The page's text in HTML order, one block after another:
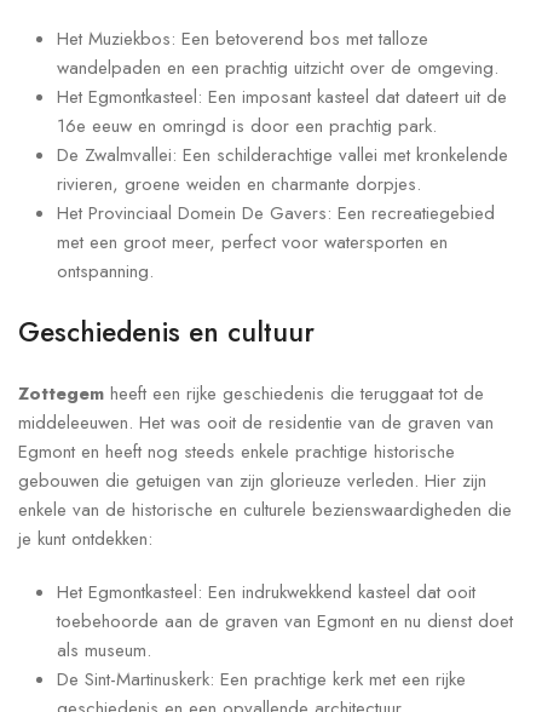
Het Muziekbos: Een betoverend bos met talloze
wandelpaden en een prachtig uitzicht over de omgeving.
Het Egmontkasteel: Een imposant kasteel dat dateert uit de
16e eeuw en omringd is door een prachtig park.
De Zwalmvallei: Een schilderachtige vallei met kronkelende
rivieren, groene weiden en charmante dorpjes.
Het Provinciaal Domein De Gavers: Een recreatiegebied
met een groot meer, perfect voor watersporten en
ontspanning.
Geschiedenis en cultuur
Zottegem heeft een rijke geschiedenis die teruggaat tot de
middeleeuwen. Het was ooit de residentie van de graven van
Egmont en heeft nog steeds enkele prachtige historische
gebouwen die getuigen van zijn glorieuze verleden. Hier zijn
enkele van de historische en culturele bezienswaardigheden die
je kunt ontdekken:
Het Egmontkasteel: Een indrukwekkend kasteel dat ooit
toebehoorde aan de graven van Egmont en nu dienst doet
als museum.
De Sint-Martinuskerk: Een prachtige kerk met een rijke